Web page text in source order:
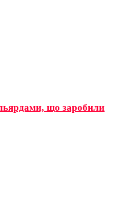
що заробили